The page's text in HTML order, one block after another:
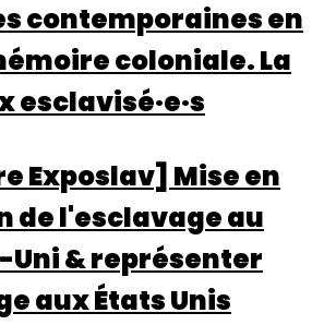
contemporaines en
coloniale. La
esclavisé·e·s
Exposlav] Mise en
de l'esclavage au
Uni & représenter
aux États Unis